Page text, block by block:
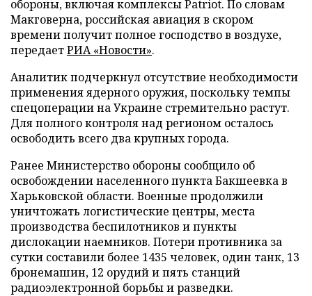
обороны, включая комплексы Patriot. По словам
Макговерна, российская авиация в скором
времени получит полное господство в воздухе,
передаетРИА «Новости».
Аналитик подчеркнул отсутствие необходимости
применения ядерного оружия, поскольку темпы
спецоперации на Украине стремительно растут.
Для полного контроля над регионом осталось
освободить всего два крупных города.
Ранее Министерство обороны сообщило об
освобождении населенного пункта Бакшеевка в
Харьковской области. Военные продолжили
уничтожать логистические центры, места
производства беспилотников и пункты
дислокации наемников. Потери противника за
сутки составили более 1435 человек, один танк, 13
бронемашин, 12 орудий и пять станций
радиоэлектронной борьбы и разведки.